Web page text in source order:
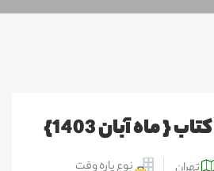
{ ماه آبان 1403}